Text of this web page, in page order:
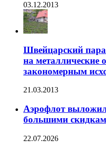
03.12.2013
Швейцарский
на металлические
закономерным
21.03.2013
Аэрофлот
большими
22.07.2026